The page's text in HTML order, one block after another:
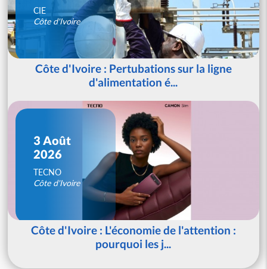
CIE
Côte d'Ivoire
Côte d'Ivoire : Pertubations sur la ligne
d'alimentation é...
3 Août
2026
TECNO
Côte d'Ivoire
Côte d'Ivoire : L'économie de l'attention :
pourquoi les j...